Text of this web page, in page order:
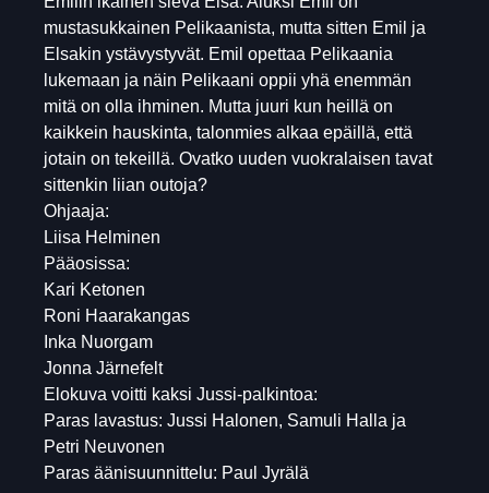
mustasukkainen Pelikaanista, mutta sitten Emil ja
Elsakin ystävystyvät. Emil opettaa Pelikaania
lukemaan ja näin Pelikaani oppii yhä enemmän
mitä on olla ihminen. Mutta juuri kun heillä on
kaikkein hauskinta, talonmies alkaa epäillä, että
jotain on tekeillä. Ovatko uuden vuokralaisen tavat
sittenkin liian outoja?
Ohjaaja:
Liisa Helminen
Pääosissa:
Kari Ketonen
Roni Haarakangas
Inka Nuorgam
Jonna Järnefelt
Elokuva voitti kaksi Jussi-palkintoa:
Paras lavastus: Jussi Halonen, Samuli Halla ja
Petri Neuvonen
Paras äänisuunnittelu: Paul Jyrälä